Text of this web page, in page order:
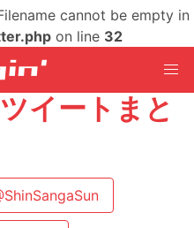
cannot be empty in
on line 32
イートまと